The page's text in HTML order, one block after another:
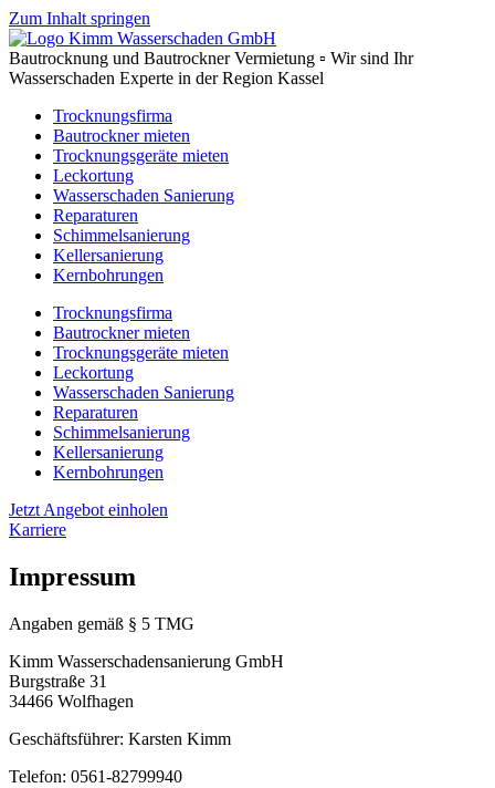
Zum Inhalt springen
Bautrocknung und Bautrockner Vermietung ▫ Wir sind Ihr
Wasserschaden Experte in der Region Kassel
Trocknungsfirma
Bautrockner mieten
Trocknungsgeräte mieten
Leckortung
Wasserschaden Sanierung
Reparaturen
Schimmelsanierung
Kellersanierung
Kernbohrungen
Trocknungsfirma
Bautrockner mieten
Trocknungsgeräte mieten
Leckortung
Wasserschaden Sanierung
Reparaturen
Schimmelsanierung
Kellersanierung
Kernbohrungen
Jetzt Angebot einholen
Karriere
Impressum
Angaben gemäß § 5 TMG
Kimm Wasserschadensanierung GmbH
Burgstraße 31
34466 Wolfhagen
Geschäftsführer: Karsten Kimm
Telefon: 0561-82799940